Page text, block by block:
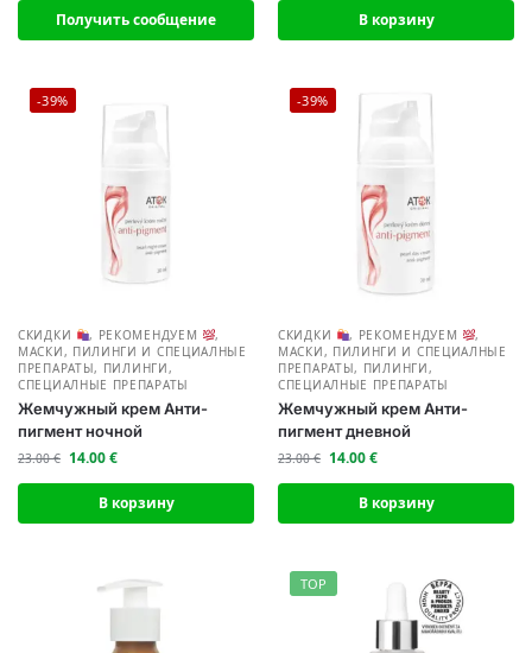
Получить сообщение В корзину
-39%
СКИДКИ , РЕКОМЕНДУЕМ
,
МАСКИ, ПИЛИНГИ И СПЕЦИАЛНЫЕ
ПРЕПАРАТЫ, ПИЛИНГИ,
СПЕЦИАЛНЫЕ ПРЕПАРАТЫ
Жемчужный крем Анти-
пигмент ночной
23.00€ 14.00€
В корзину
-39%
СКИДКИ , РЕКОМЕНДУЕМ
,
МАСКИ, ПИЛИНГИ И СПЕЦИАЛНЫЕ
ПРЕПАРАТЫ, ПИЛИНГИ,
СПЕЦИАЛНЫЕ ПРЕПАРАТЫ
Жемчужный крем Анти-
пигмент дневной
23.00€ 14.00€
В корзину
TOP